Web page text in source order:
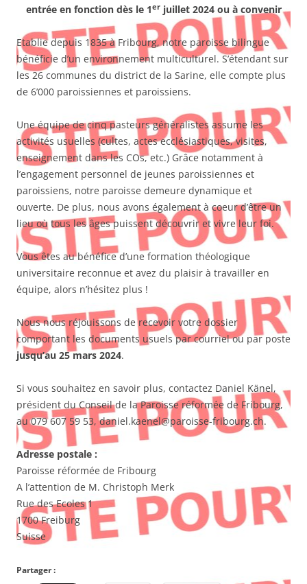
entrée en fonction dès le 1erjuillet 2024 ou à convenir
Etablie depuis 1835 à Fribourg, notre paroisse bilingue
bénéficie d’un environnement multiculturel. S’étendant sur
les 26 communes du district de la Sarine, elle compte plus
de 6’000 paroissiennes et paroissiens.
Une équipe de cinq pasteurs généralistes assume les
activités usuelles (cultes, actes ecclésiastiques, visites,
enseignement dans les COs, etc.) Grâce notamment à
l’engagement personnel de jeunes paroissiennes et
paroissiens, notre paroisse demeure dynamique et
ouverte. De plus, nous avons également à coeur d’être un
lieu où tous les âges puissent découvrir et vivre leur foi.
Vous êtes au bénéfice d’une formation théologique
universitaire reconnue et avez du plaisir à travailler en
équipe, alors n’hésitez plus !
Nous nous réjouissons de recevoir votre dossier
comportant les documents usuels par courriel ou par poste
jusqu’au 25 mars 2024.
Si vous souhaitez en savoir plus, contactez Daniel Känel,
président du Conseil de la Paroisse réformée de Fribourg,
au 079 607 59 53, daniel.kaenel@paroisse-fribourg.ch.
Adresse postale :
Paroisse réformée de Fribourg
A l’attention de M. Christoph Merk
Rue des Ecoles 1
1700 Freiburg
Suisse
Partager :